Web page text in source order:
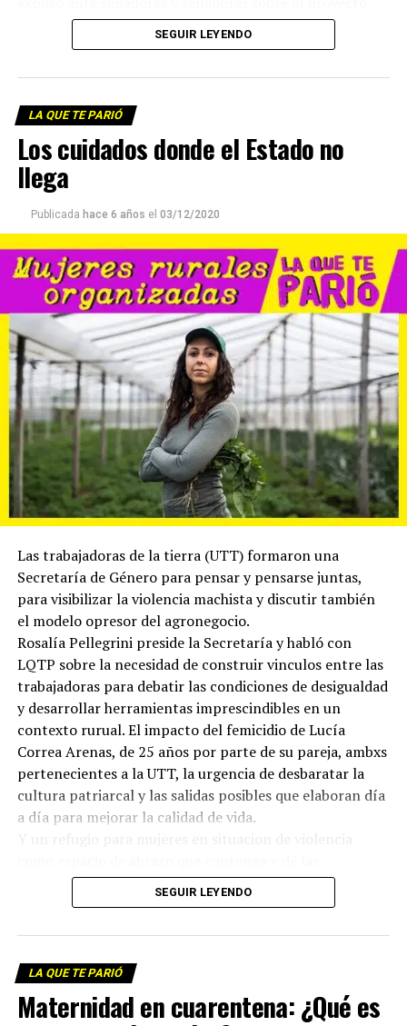
que en su artículo primero define su finalidad: “reducir
la mortalidad, la mal nutrición y la desnutrición,
integral, y prevenir la violencia”. La importancia del
vida para contribuir a mejores mañanas. Los déficit que
hoy tiene el Estado. Los principales ejes para repararlos.
Y por qué el proyecto de los 1000 días y el proyecto de
interrupción voluntaria del embarazo son parte de una
misma política de Estado.
Escuchá el programa completo y descargalo para tu
radio.
Descargar el archivo de audio
SEGUIR LEYENDO
LA QUE TE PARIÓ
Los cuidados donde el Estado no
llega
Publicada hace 6 años el 03/12/2020
Las trabajadoras de la tierra (UTT) formaron una
Secretaría de Género para pensar y pensarse juntas,
para visibilizar la violencia machista y discutir también
el modelo opresor del agronegocio.
Rosalía Pellegrini preside la Secretaría y habló con
LQTP sobre la necesidad de construir vinculos entre las
trabajadoras para debatir las condiciones de desigualdad
y desarrollar herramientas imprescindibles en un
contexto rurual. El impacto del femicidio de Lucía
Correa Arenas, de 25 años por parte de su pareja, ambxs
pertenecientes a la UTT, la urgencia de desbaratar la
cultura patriarcal y las salidas posibles que elaboran día
a día para mejorar la calidad de vida.
respuestas que le siguen exigiendo al Estado.
Te invitamos a escuchar este nuevo episodio de LQTP
radio.
Descargar el archivo de audio
SEGUIR LEYENDO
LA QUE TE PARIÓ
Maternidad en cuarentena: ¿Qué es